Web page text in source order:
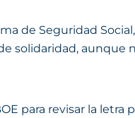
de Seguridad
solidaridad, aunque
para revisar la letra